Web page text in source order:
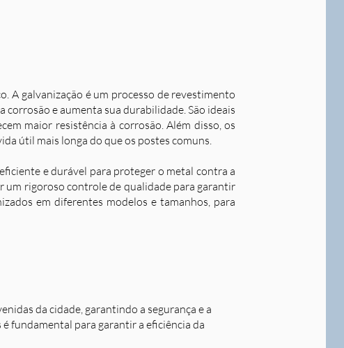
A galvanização é um processo de revestimento
corrosão e aumenta sua durabilidade. São ideais
maior resistência à corrosão. Além disso, os
útil mais longa do que os postes comuns.
e durável para proteger o metal contra a
um rigoroso controle de qualidade para garantir
em diferentes modelos e tamanhos, para
da cidade, garantindo a segurança e a
fundamental para garantir a eficiência da